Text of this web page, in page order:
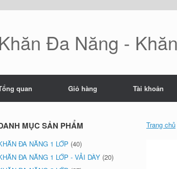
Đa Năng -
quan Giỏ hàng Tài khoản
Trang chủ
MỤC SẢN PHẨM
ĐA NĂNG 1 LỚP (40)
ĐA NĂNG 1 LỚP - VẢI DÀY (20)